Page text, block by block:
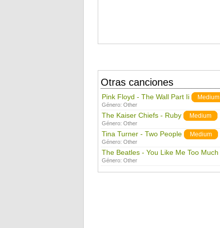
Otras canciones
Pink Floyd - The Wall Part Ii Medium
Género: Other
The Kaiser Chiefs - Ruby Medium
Género: Other
Tina Turner - Two People Medium
Género: Other
The Beatles - You Like Me Too Much
Género: Other